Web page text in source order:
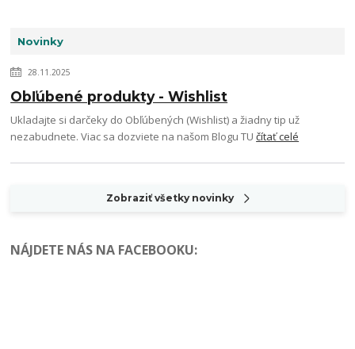
Novinky
28.11.2025
Obľúbené produkty - Wishlist
Ukladajte si darčeky do Obľúbených (Wishlist) a žiadny tip už
nezabudnete. Viac sa dozviete na našom Blogu TUčítať celé
Zobraziť všetky novinky
NÁJDETE NÁS NA FACEBOOKU: